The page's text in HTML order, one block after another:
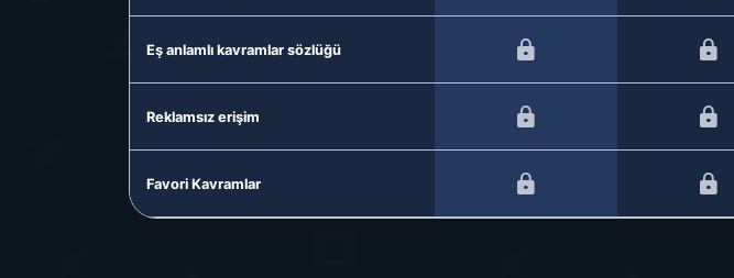
Eş anlamlı kavramlar sözlüğü
Reklamsız erişim
Favori Kavramlar